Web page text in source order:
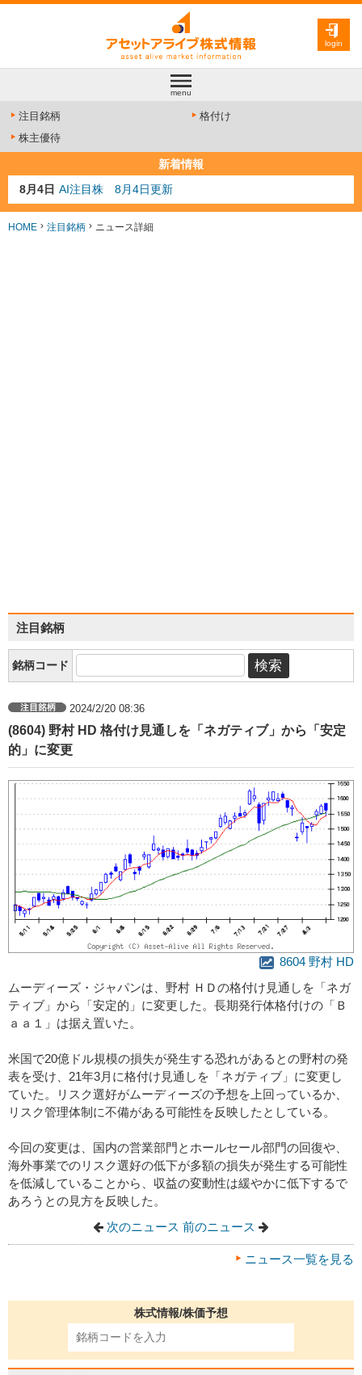
login
menu
注目銘柄
格付け
株主優待
新着情報
8月4日 AI注目株 8月4日更新
8月3日 人気業種注目株 8月3日更新
8月2日 金融注目株 8月2日更新
HOME 注目銘柄 ニュース詳細
注目銘柄
銘柄コード
2024/2/20 08:36
(8604) 野村 HD 格付け見通しを「ネガティブ」から「安定
的」に変更
8604 野村 HD
ムーディーズ・ジャパンは、野村 ＨＤの格付け見通しを「ネガ
ティブ」から「安定的」に変更した。長期発行体格付けの「Ｂ
ａａ１」は据え置いた。
米国で20億ドル規模の損失が発生する恐れがあるとの野村の発
表を受け、21年3月に格付け見通しを「ネガティブ」に変更し
ていた。リスク選好がムーディーズの予想を上回っているか、
リスク管理体制に不備がある可能性を反映したとしている。
今回の変更は、国内の営業部門とホールセール部門の回復や、
海外事業でのリスク選好の低下が多額の損失が発生する可能性
を低減していることから、収益の変動性は緩やかに低下するで
あろうとの見方を反映した。
次のニュース 前のニュース
ニュース一覧を見る
株式情報/株価予想